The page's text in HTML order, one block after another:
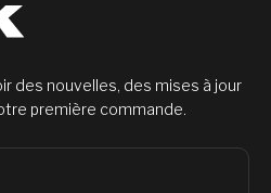
des nouvelles, des mises à jour
première commande.